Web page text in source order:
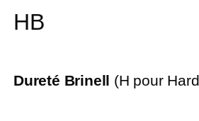
HB
Dureté Brinell (H pour